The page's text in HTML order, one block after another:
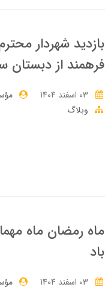
فرهمند از دبستان
وبلاگ
ماه رمضان ماه
باد